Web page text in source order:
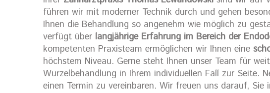
führen wir mit moderner Technik durch und gehen
Ihnen die Behandlung so angenehm wie möglich zu
verfügt über langjährige Erfahrung im Bereich der
kompetenten Praxisteam ermöglichen wir Ihnen eine
höchstem Niveau. Gerne steht Ihnen unser Team für
Wurzelbehandlung in Ihrem individuellen Fall zur Seite.
einen Termin zu vereinbaren. Wir freuen uns darauf,